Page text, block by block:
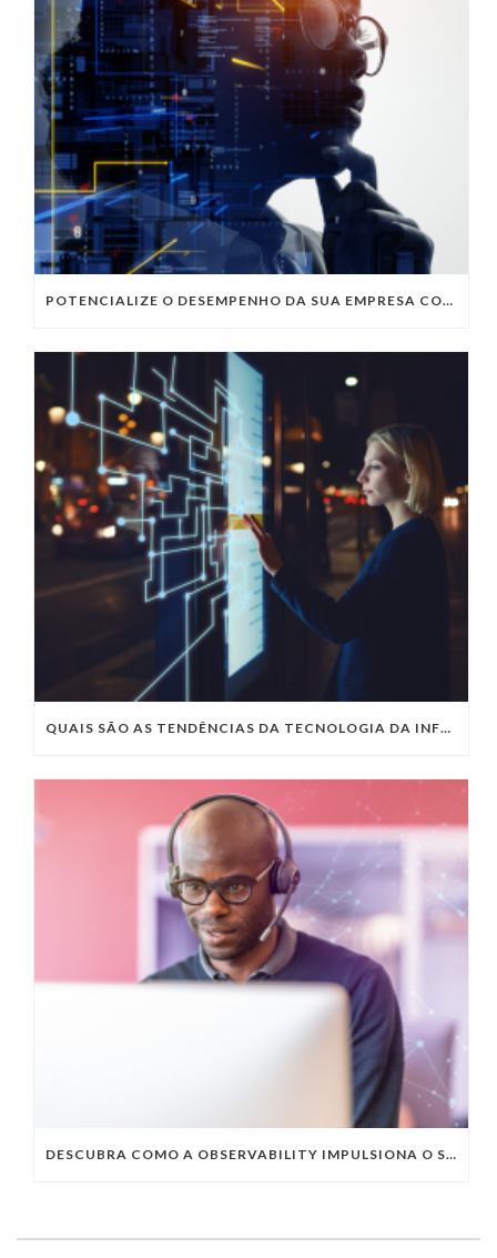
POTENCIALIZE O DESEMPENHO DA SUA EMPRESA COM OS SERVIÇOS DE TI DA VIVO VITA
QUAIS SÃO AS TENDÊNCIAS DA TECNOLOGIA DA INFORMAÇÃO PARA 2023?
DESCUBRA COMO A OBSERVABILITY IMPULSIONA O SUCESSO DO SEU NEGÓCIO